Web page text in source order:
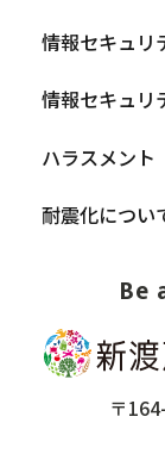
Be
〒
情報セキュリ
情報セキュリ
ハラスメント
耐震化につい